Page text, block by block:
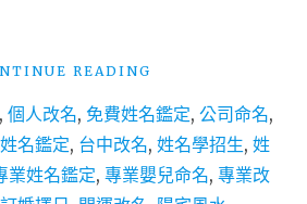
READING
命
名
名
, 個人改名, 免費姓名鑑定, 公司命名,
名鑑定, 台中改名, 姓名學招生, 姓
業姓名鑑定, 專業嬰兒命名, 專業改